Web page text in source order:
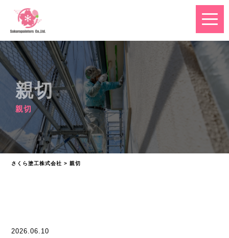
親切
親切
さくら塗工株式会社 >親切
2026.06.10